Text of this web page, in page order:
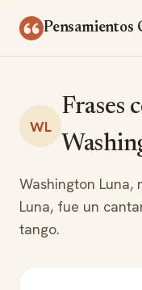
Pensamientos
WL
Frases
Washington Luna,
Luna, fue un
tango.